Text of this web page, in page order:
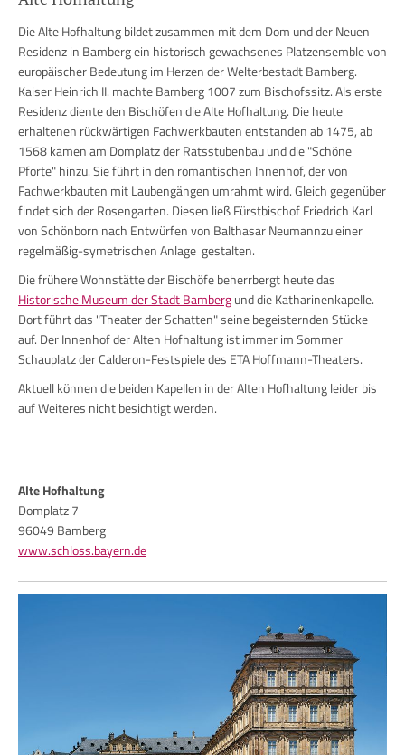
Die Alte Hofhaltung bildet zusammen mit dem Dom und der Neuen
Residenz in Bamberg ein historisch gewachsenes Platzensemble von
europäischer Bedeutung im Herzen der Welterbestadt Bamberg.
KaiserHeinrich II. machte Bamberg 1007 zum Bischofssitz. Als erste
Residenz diente den Bischöfen die Alte Hofhaltung. Die heute
erhaltenen rückwärtigen Fachwerkbauten entstanden ab 1475, ab
1568 kamen am Domplatz der Ratsstubenbau und die "Schöne
Pforte" hinzu. Sie führt in den romantischen Innenhof, der von
Fachwerkbauten mit Laubengängen umrahmt wird. Gleich gegenüber
findet sich der Rosengarten. Diesen ließ Fürstbischof Friedrich Karl
von Schönborn nach Entwürfen von Balthasar Neumannzu einer
regelmäßig-symetrischen Anlage gestalten.
Die frühere Wohnstätte der Bischöfe beherrbergt heute das
HistorischeMuseum der Stadt Bambergund die Katharinenkapelle.
Dort führt das "Theater der Schatten" seine begeisternden Stücke
auf. Der Innenhof der Alten Hofhaltung ist immer im Sommer
Schauplatz der Calderon-Festspiele des ETA Hoffmann-Theaters.
Aktuell können die beiden Kapellen in der Alten Hofhaltung leider bis
auf Weiteres nicht besichtigt werden.
Alte Hofhaltung
Domplatz 7
96049 Bamberg
www.schloss.bayern.de